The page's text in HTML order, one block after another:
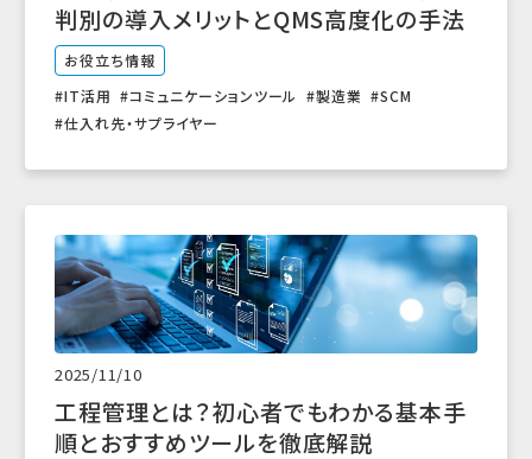
判別の導入メリットとQMS高度化の手法
お役立ち情報
IT活用
コミュニケーションツール 製造業
SCM
仕入れ先・サプライヤー
2025/11/10
工程管理とは？初心者でもわかる基本手
順とおすすめツールを徹底解説